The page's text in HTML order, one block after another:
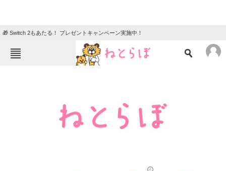
🎁 Switch 2もあたる！ プレゼントキャンペーン実施中！
クイズ
地域